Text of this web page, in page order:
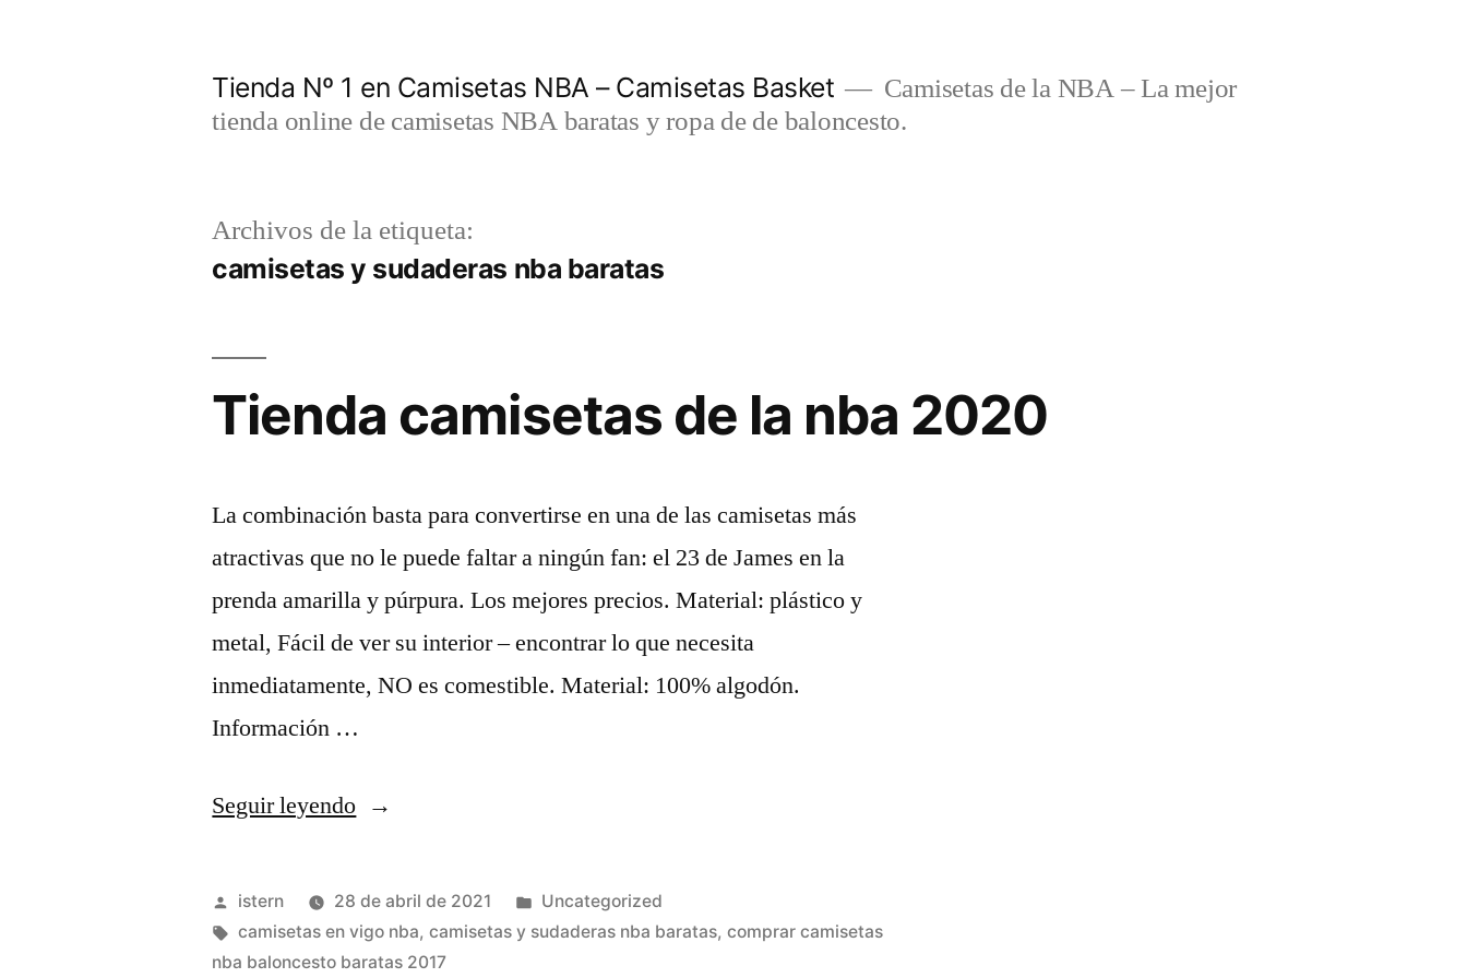
Tienda Nº 1 en Camisetas NBA – Camisetas Basket
Camisetas de la NBA – La mejor
tienda online de camisetas NBA baratas y ropa de de baloncesto.
Archivos de la etiqueta:
camisetas y sudaderas nba baratas
Tienda camisetas de la nba 2020
La combinación basta para convertirse en una de las camisetas más
atractivas que no le puede faltar a ningún fan: el 23 de James en la
prenda amarilla y púrpura. Los mejores precios. Material: plástico y
metal, Fácil de ver su interior – encontrar lo que necesita
inmediatamente, NO es comestible. Material: 100% algodón.
Información …
Seguir leyendo«Tienda
de
la
Publicado
por
istern 28 de abril de 2021
Publicado
en
Uncategorized
Etiquetas:
camisetas en vigo nba,camisetas y sudaderas nba baratas,comprar camisetas
nba baloncesto baratas 2017